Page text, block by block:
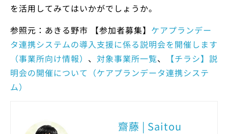
を活用してみてはいかがでしょうか。
参照元：あきる野市 【参加者募集】 ケアプランデー
タ連携システムの導入支援に係る説明会を開催します
（事業所向け情報） 、 対象事業所一覧、
【チラシ】説
明会の開催について（ケアプランデータ連携システ
ム）
齋藤 | Saitou